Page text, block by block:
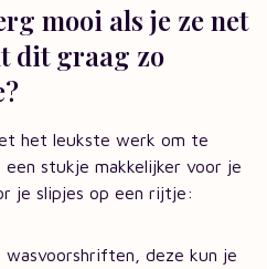
mooi als je ze net
dit graag zo
het leukste werk om te
een stukje makkelijker voor je
je slipjes op een rijtje:
deze kun je